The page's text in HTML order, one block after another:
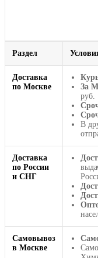
Раздел
Доставка
по Москве
За
руб.
В
Доставка
по России
и СНГ
Самовывоз
в Москве